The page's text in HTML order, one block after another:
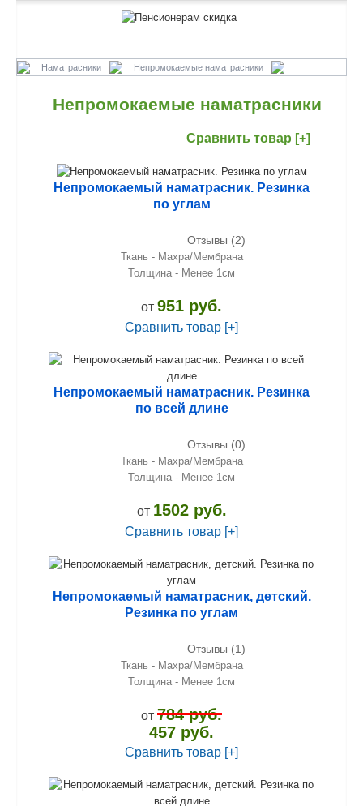
Наматрасники Непромокаемые наматрасники
Непромокаемые наматрасники
Сравнить товар [+]
Непромокаемый наматрасник. Резинка
по углам
Отзывы (2)
Ткань - Махра/Мембрана
Толщина - Менее 1см
от 951 руб.
Сравнить товар [+]
Непромокаемый наматрасник. Резинка
по всей длине
Отзывы (0)
Ткань - Махра/Мембрана
Толщина - Менее 1см
от 1502 руб.
Сравнить товар [+]
Непромокаемый наматрасник, детский.
Резинка по углам
Отзывы (1)
Ткань - Махра/Мембрана
Толщина - Менее 1см
от 784 руб.
457 руб.
Сравнить товар [+]